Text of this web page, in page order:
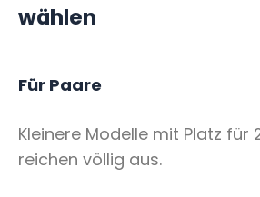
wählen
Für Paare
Kleinere Modelle mit Platz für
reichen völlig aus.